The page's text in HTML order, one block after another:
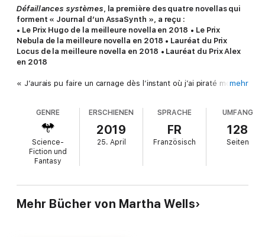
Défaillances systèmes , la première des quatre novellas qui
forment « Journal d’un AssaSynth », a reçu :
• Le Prix Hugo de la meilleure novella en 2018 • Le Prix
Nebula de la meilleure novella en 2018 • Lauréat du Prix
Locus de la meilleure novella en 2018 • Lauréat du Prix Alex
en 2018
« J’aurais pu faire un carnage dès l’instant où j’ai piraté mon
par les satellites de la compagnie. 35 000 heures plus tard,
aucun meurtre à signaler, mais, à vue de nez, un peu moins de
35 000 heures de films, de séries, de lectures, de jeux et de
musique consommés. Comme impitoyable machine à tuer, on
peut difficilement faire pire. »
Et quand notre androïde de sécurité met au jour un complot
même face au danger, quitte à y laisser des morceaux.
mehr
GENRE
Science-
Fiction und
Fantasy
ERSCHIENEN
2019
25. April
SPRACHE
FR
Französisch
UMFANG
128
Seiten
Mehr Bücher von Martha Wells